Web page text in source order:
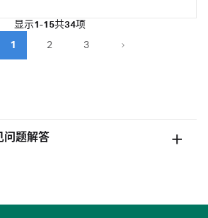
显示1-15共34项
1 2 3
问题解答